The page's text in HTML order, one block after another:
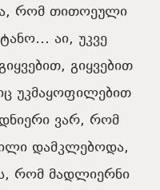
რომ თითოეული
აი, უკვე
გიყვებით
უკმაყოფილებით
ვარ, რომ
დამკლებოდა,
რომ მადლიერნი